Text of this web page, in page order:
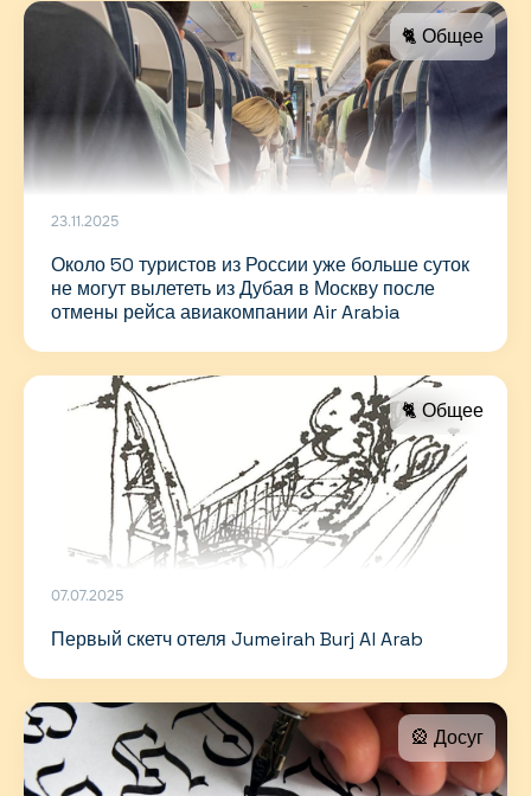
🐈 Общее
23.11.2025
Около 50 туристов из России уже больше суток
не могут вылететь из Дубая в Москву после
отмены рейса авиакомпании Air Arabia
🐈 Общее
07.07.2025
Первый скетч отеля Jumeirah Burj Al Arab
🎡 Досуг